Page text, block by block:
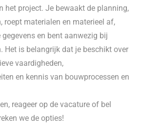
het project. Je bewaakt de planning,
roept materialen en materieel af,
gegevens en bent aanwezig bij
Het is belangrijk dat je beschikt over
vaardigheden,
en kennis van bouwprocessen en
reageer op de vacature of bel
we de opties!